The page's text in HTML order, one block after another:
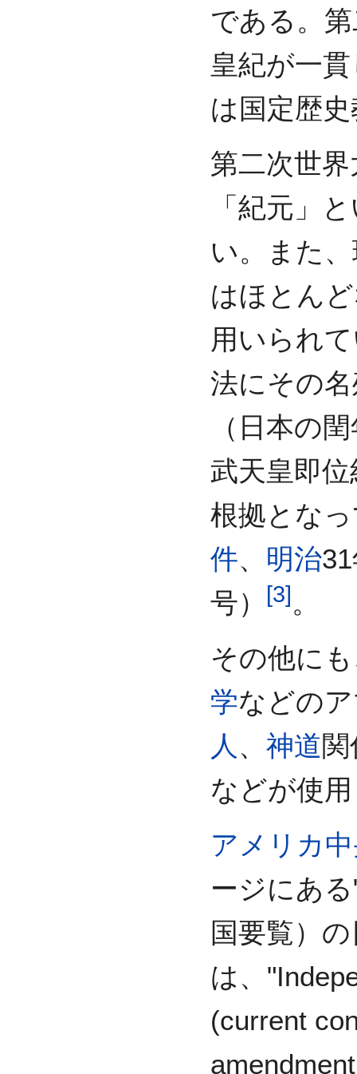
である。
皇紀が一
は国定歴
第二次世
「紀元」
い。また
はほとん
用いられ
法にその
（日本の
武天皇即
根拠とな
件、 明治
号）
[3] 。
その他に
学などの
人 、 神道
などが使
アメリカ
ージにあ
国要覧）
は、
(current